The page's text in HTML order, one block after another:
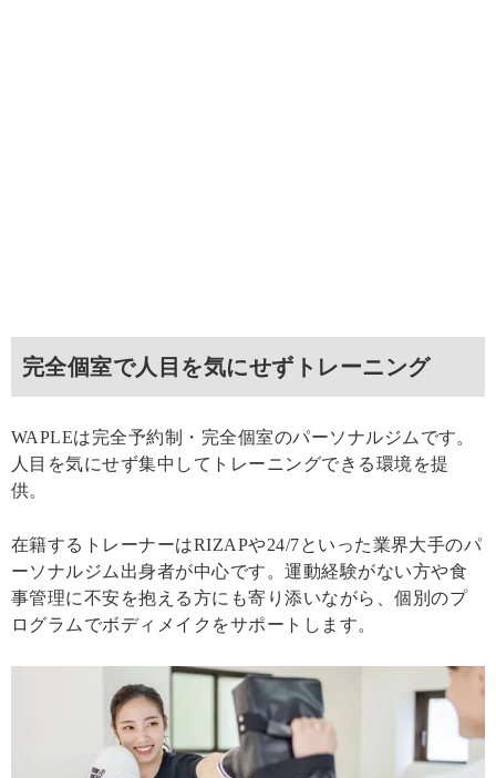
完全個室で人目を気にせずトレーニング
WAPLEは完全予約制・完全個室のパーソナルジムです。
人目を気にせず集中してトレーニングできる環境を提
供。
在籍するトレーナーはRIZAPや24/7といった業界大手のパ
ーソナルジム出身者が中心です。運動経験がない方や食
事管理に不安を抱える方にも寄り添いながら、個別のプ
ログラムでボディメイクをサポートします。